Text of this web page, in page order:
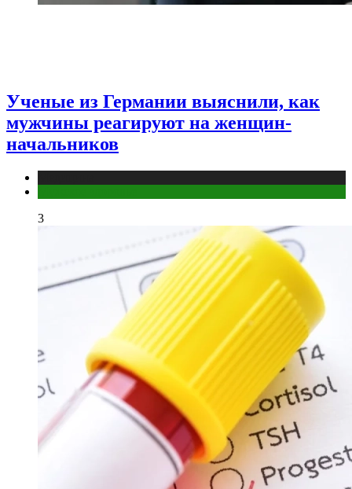
Ученые из Германии выяснили, как
мужчины реагируют на женщин-
начальников
3